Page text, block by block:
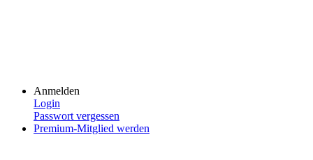
Anmelden
Login
Passwort vergessen
Premium-Mitglied werden